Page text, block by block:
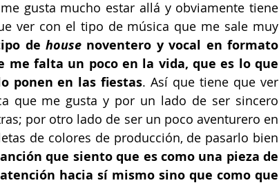
gusta mucho estar allá y obviamente tiene
ver con el tipo de música que me sale muy
de house noventero y vocal en formato
me falta un poco en la vida, que es lo que
ponen en las fiestas. Así que tiene que ver
que me gusta y por un lado de ser sincero
por otro lado de ser un poco aventurero en
de colores de producción, de pasarlo bien
que siento que es como una pieza de
hacia sí mismo sino que como que